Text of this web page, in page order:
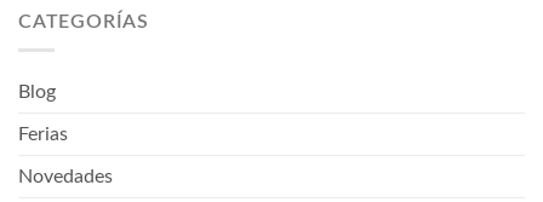
CATEGORÍAS
Blog
Ferias
Novedades